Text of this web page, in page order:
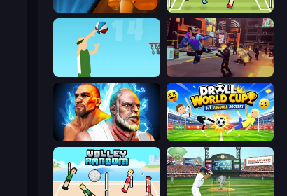
Drunken Boxing Soccer Random
Street Ball Jam Cyber Rage: Retribution
Fighter Legends Duo Droll World Cup